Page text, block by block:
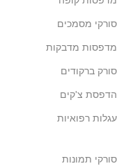
סורקי מסמכים
מדפסות מדבקות
סורק ברקודים
הדפסת צ'קים
עגלות רפואיות
סורקי תמונות